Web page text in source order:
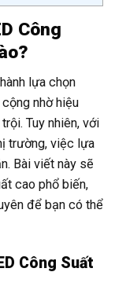
Công
lựa chọn
nhờ hiệu
Tuy nhiên, với
trường, việc lựa
Bài viết này sẽ
cao phổ biến,
để bạn có thể
Công Suất